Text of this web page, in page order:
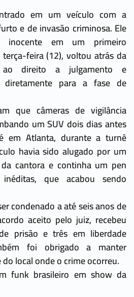
em um veículo com a
e de invasão criminosa. Ele
inocente em um primeiro
feira (12), voltou atrás da
ao direito a julgamento e
para a fase de
que câmeras de vigilância
um SUV dois dias antes
em Atlanta, durante a turnê
havia sido alugado por um
cantora e continha um pen
que acabou sendo
condenado a até seis anos de
aceito pelo juiz, recebeu
prisão e três em liberdade
foi obrigado a manter
local onde o crime ocorreu.
funk brasileiro em show da